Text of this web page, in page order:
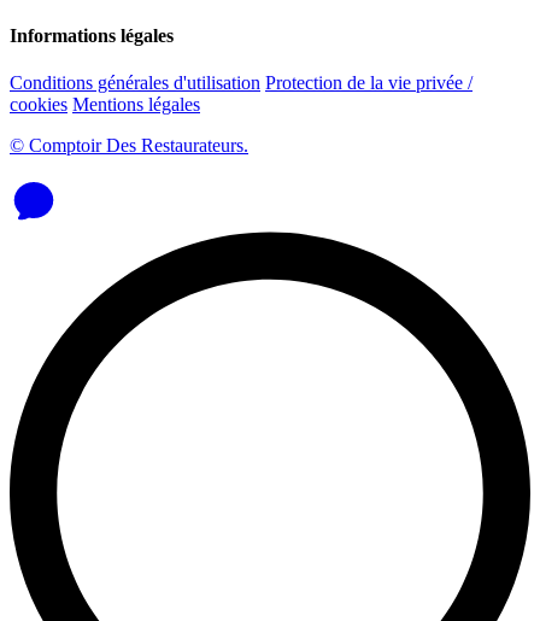
Informations légales
Conditions générales d'utilisation Protection de la vie privée /
cookies Mentions légales
© Comptoir Des Restaurateurs.